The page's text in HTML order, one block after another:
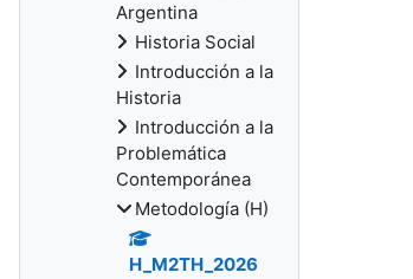
Argentina
Historia Social
Introducción a la
Historia
Introducción a la
Problemática
Contemporánea
Metodología (H)
H_M2TH_2026